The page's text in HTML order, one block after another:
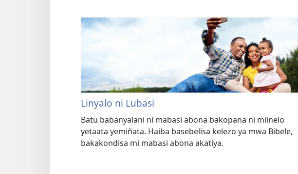
Linyalo ni Lubasi
Batu babanyalani ni mabasi abona bakopana ni miinelo
yetaata yemiñata. Haiba basebelisa kelezo ya mwa Bibele,
bakakondisa mi mabasi abona akatiya.